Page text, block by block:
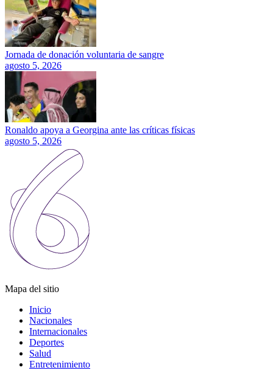
Jornada de donación voluntaria de sangre
agosto 5, 2026
Ronaldo apoya a Georgina ante las críticas físicas
agosto 5, 2026
Mapa del sitio
Inicio
Nacionales
Internacionales
Deportes
Salud
Entretenimiento